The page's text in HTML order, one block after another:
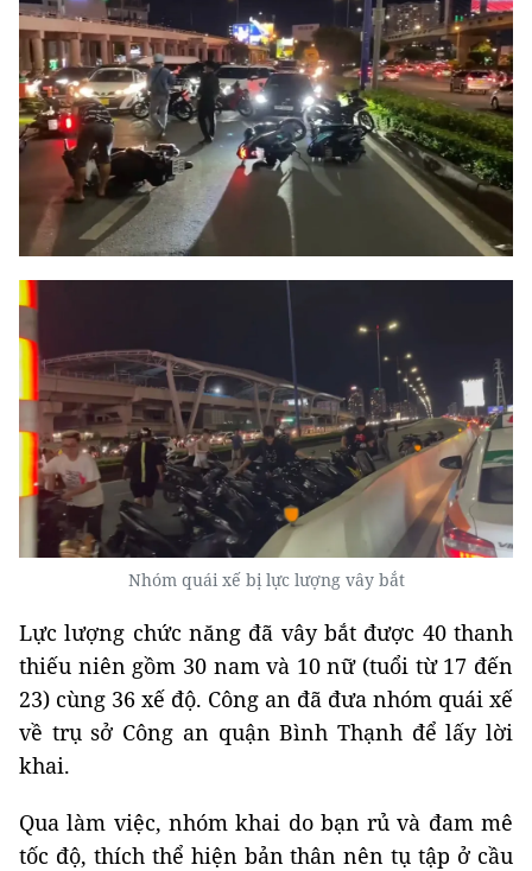
Nhóm quái xế bị lực lượng vây bắt
Lực lượng chức năng đã vây bắt được 40 thanh
thiếu niên gồm 30 nam và 10 nữ (tuổi từ 17 đến
23) cùng 36 xế độ. Công an đã đưa nhóm quái xế
về trụ sở Công an quận Bình Thạnh để lấy lời
khai.
Qua làm việc, nhóm khai do bạn rủ và đam mê
tốc độ, thích thể hiện bản thân nên tụ tập ở cầu